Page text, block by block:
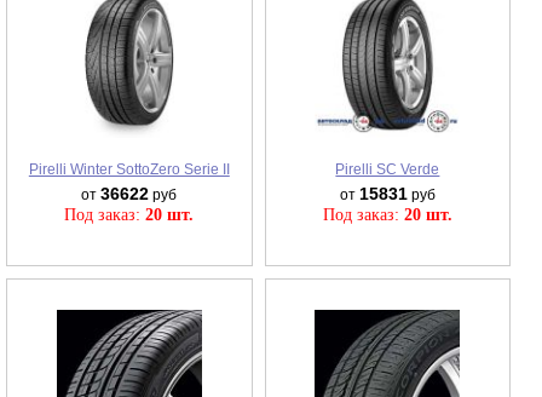
Pirelli Winter SottoZero Serie II
от36622 руб
Под заказ:20 шт.
Pirelli SC Verde
от 15831руб
Под заказ: 20 шт.